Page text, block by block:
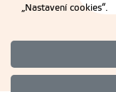
„Nastavení cookies“.